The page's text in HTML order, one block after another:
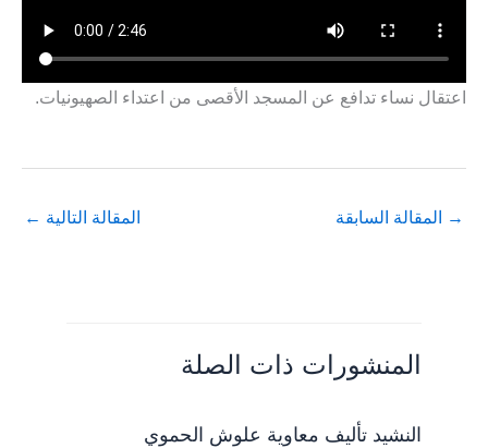
اعتقال نساء تدافع عن المسجد الأقصى من اعتداء الصهيونيات.
→ المقالة السابقة المقالة التالية ←
المنشورات ذات الصلة
النشيد تأليف معاوية علوش الحموي